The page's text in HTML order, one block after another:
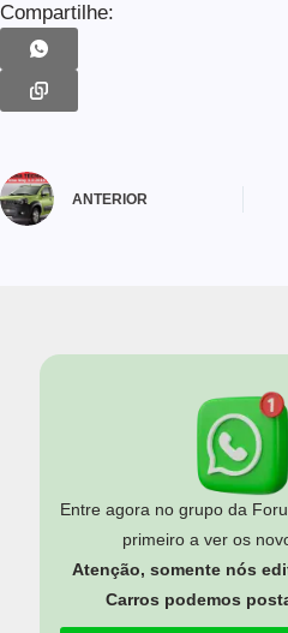
Compartilhe:
ANTERIOR
Entre agora no grupo da
primeiro a ver os
Atenção, somente nós
Carros podemos